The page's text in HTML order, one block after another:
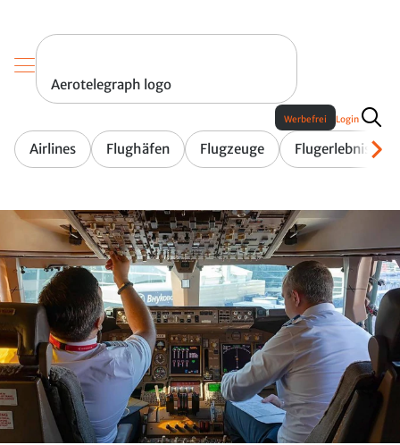
Aerotelegraph logo
Airlines Flughäfen Flugzeuge Flugerlebnis
Werbefrei Login